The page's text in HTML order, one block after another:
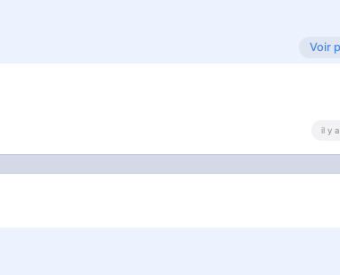
Voir
il y